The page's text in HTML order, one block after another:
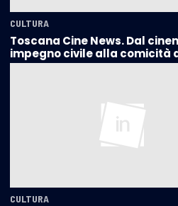
CULTURA
Toscana Cine News. Dal
impegno civile alla comicità
CULTURA